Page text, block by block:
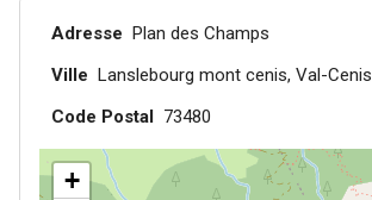
Adresse Plan des Champs
Ville Lanslebourg mont cenis, Val-Cenis
Code Postal 73480
+